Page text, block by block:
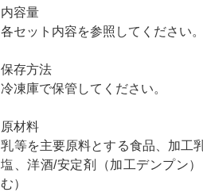
内容量
各セット内容を参照してください。
保存方法
冷凍庫で保管してください。
原材料
乳等を主要原料とする食品、加工
塩、洋酒/安定剤（加工デンプン
む）